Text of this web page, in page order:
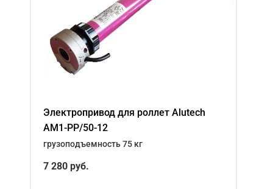
Электропривод для роллет Alutech
AM1-PP/50-12
грузоподъемность 75 кг
7 280 руб.